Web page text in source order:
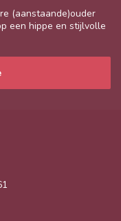
(aanstaande)ouder
een hippe en stijlvolle